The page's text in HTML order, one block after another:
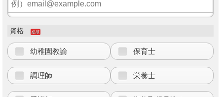
資格 必須
幼稚園教諭 保育士
調理師 栄養士